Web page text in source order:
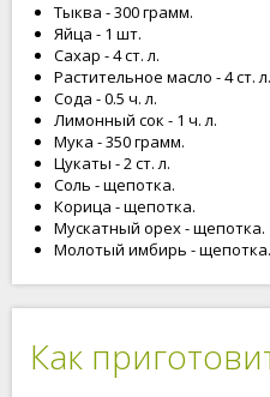
Тыква - 300 грамм.
Яйца - 1 шт.
Сахар - 4 ст. л.
Растительное масло - 4 ст. л.
Сода - 0.5 ч. л.
Лимонный сок - 1 ч. л.
Мука - 350 грамм.
Цукаты - 2 ст. л.
Соль - щепотка.
Корица - щепотка.
Мускатный орех - щепотка.
Молотый имбирь - щепотка.
Как